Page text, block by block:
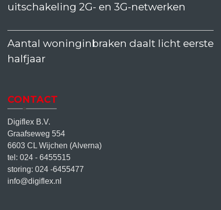
uitschakeling 2G- en 3G-netwerken
Aantal woninginbraken daalt licht eerste
halfjaar
CONTACT
Digiflex B.V.
Graafseweg 554
6603 CL Wijchen (Alverna)
tel: 024 - 6455515
storing: 024 -6455477
info@digiflex.nl